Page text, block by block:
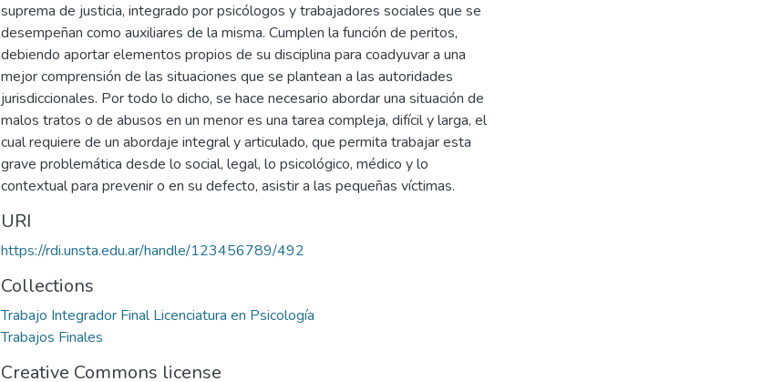
suprema de justicia, integrado por psicólogos y trabajadores sociales que se
desempeñan como auxiliares de la misma. Cumplen la función de peritos,
debiendo aportar elementos propios de su disciplina para coadyuvar a una
mejor comprensión de las situaciones que se plantean a las autoridades
jurisdiccionales. Por todo lo dicho, se hace necesario abordar una situación de
malos tratos o de abusos en un menor es una tarea compleja, difícil y larga, el
cual requiere de un abordaje integral y articulado, que permita trabajar esta
grave problemática desde lo social, legal, lo psicológico, médico y lo
contextual para prevenir o en su defecto, asistir a las pequeñas víctimas.
URI
https://rdi.unsta.edu.ar/handle/123456789/492
Collections
Trabajo Integrador Final Licenciatura en Psicología
Trabajos Finales
Creative Commons license